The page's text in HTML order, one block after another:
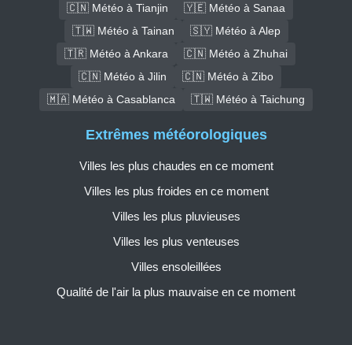
🇨🇳 Météo à Tianjin
🇾🇪 Météo à Sanaa
🇹🇼 Météo à Tainan
🇸🇾 Météo à Alep
🇹🇷 Météo à Ankara
🇨🇳 Météo à Zhuhai
🇨🇳 Météo à Jilin
🇨🇳 Météo à Zibo
🇲🇦 Météo à Casablanca
🇹🇼 Météo à Taichung
Extrêmes météorologiques
Villes les plus chaudes en ce moment
Villes les plus froides en ce moment
Villes les plus pluvieuses
Villes les plus venteuses
Villes ensoleillées
Qualité de l'air la plus mauvaise en ce moment